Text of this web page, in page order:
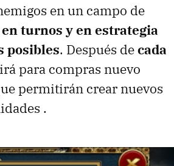
en un campo de
en turnos y en estrategia
posibles. Después decada
para compras nuevo
permitirán crear nuevos
.